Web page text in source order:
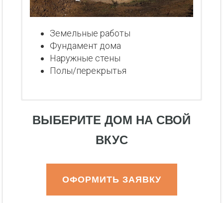
Земельные работы
Фундамент дома
Наружные стены
Полы/перекрытья
ВЫБЕРИТЕ ДОМ НА СВОЙ
ВКУС
ОФОРМИТЬ ЗАЯВКУ